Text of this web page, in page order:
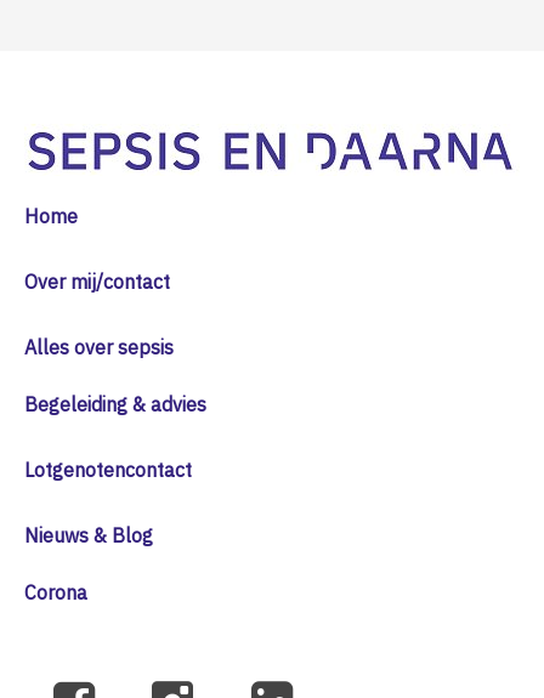
Home
Over mij/contact
Alles over sepsis
Begeleiding & advies
Lotgenotencontact
Nieuws & Blog
Corona